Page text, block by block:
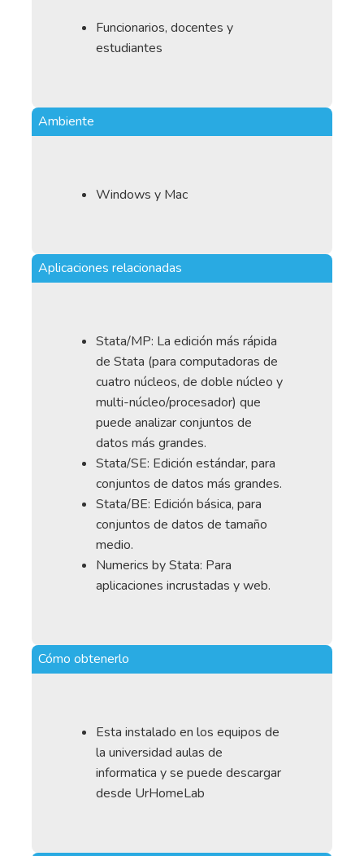
Funcionarios, docentes y
estudiantes
Ambiente
Windows y Mac
Aplicaciones relacionadas
Stata/MP: La edición más rápida
de Stata (para computadoras de
cuatro núcleos, de doble núcleo y
multi-núcleo/procesador) que
puede analizar conjuntos de
datos más grandes.
Stata/SE: Edición estándar, para
conjuntos de datos más grandes.
Stata/BE: Edición básica, para
conjuntos de datos de tamaño
medio.
Numerics by Stata: Para
aplicaciones incrustadas y web.
Cómo obtenerlo
Esta instalado en los equipos de
la universidad aulas de
informatica y se puede descargar
desde UrHomeLab